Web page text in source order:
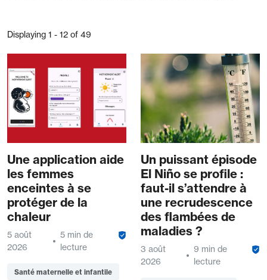
Displaying 1 - 12 of 49
Une application aide
les femmes
enceintes à se
protéger de la
chaleur
5 août
2026
5 min de
lecture
Santé maternelle et infantile
Un puissant épisode
El Niño se profile :
faut-il s’attendre à
une recrudescence
des flambées de
maladies ?
3 août
2026
9 min de
lecture